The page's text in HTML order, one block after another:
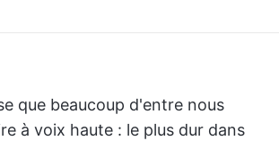
que beaucoup d'entre nous
à voix haute : le plus dur dans